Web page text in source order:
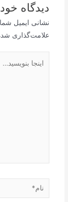
دیدگاه‌
نشانی ایمیل
علامت‌گذاری
بنویسید…
نام*